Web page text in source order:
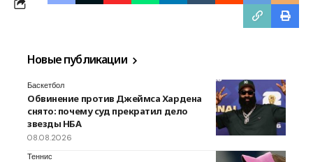
Новые публикации
Баскетбол
Обвинение против Джеймса Хардена
снято: почему суд прекратил дело
звезды НБА
08.08.2026
Теннис